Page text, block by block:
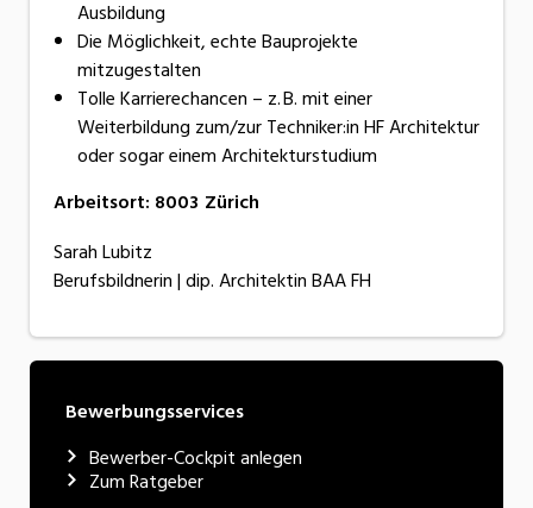
Ausbildung
Die Möglichkeit, echte Bauprojekte
mitzugestalten
Tolle Karrierechancen – z. B. mit einer
Weiterbildung zum/zur Techniker:in HF Architektur
oder sogar einem Architekturstudium
Arbeitsort: 8003 Zürich
Sarah Lubitz
Berufsbildnerin | dip. Architektin BAA FH
Bewerbungsservices
Bewerber-Cockpit anlegen
Zum Ratgeber